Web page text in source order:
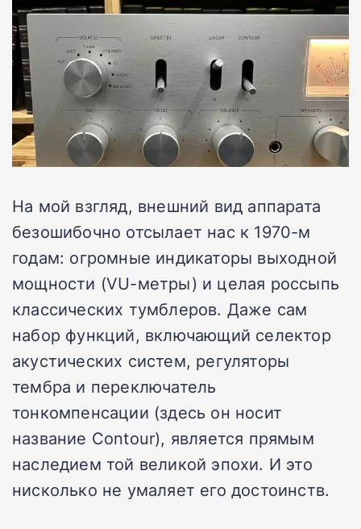
На мой взгляд, внешний вид аппарата
безошибочно отсылает нас к 1970-м
годам: огромные индикаторы выходной
мощности (VU-метры) и целая россыпь
классических тумблеров. Даже сам
набор функций, включающий селектор
акустических систем, регуляторы
тембра и переключатель
тонкомпенсации (здесь он носит
название Contour), является прямым
наследием той великой эпохи. И это
нисколько не умаляет его достоинств.